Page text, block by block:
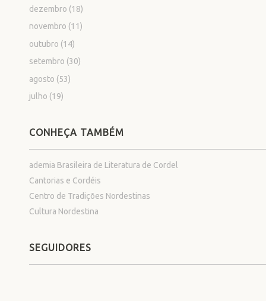
dezembro (18)
novembro (11)
outubro (14)
setembro (30)
agosto (53)
julho (19)
CONHEÇA TAMBÉM
ademia Brasileira de Literatura de Cordel
Cantorias e Cordéis
Centro de Tradições Nordestinas
Cultura Nordestina
SEGUIDORES